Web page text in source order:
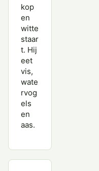
kop
en
witte
staar
t. Hij
eet
vis,
wate
rvog
els
en
aas.